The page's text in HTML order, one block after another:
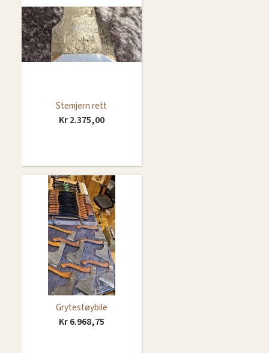
Stemjern rett
Kr 2.375,00
Grytestøybile
Kr 6.968,75